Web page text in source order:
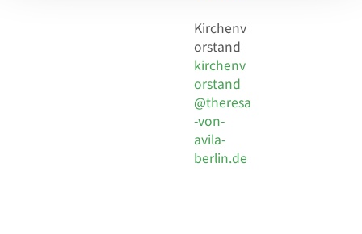
Kirchenv
orstand
kirchenv
orstand
@theresa
-von-
avila-
berlin.de